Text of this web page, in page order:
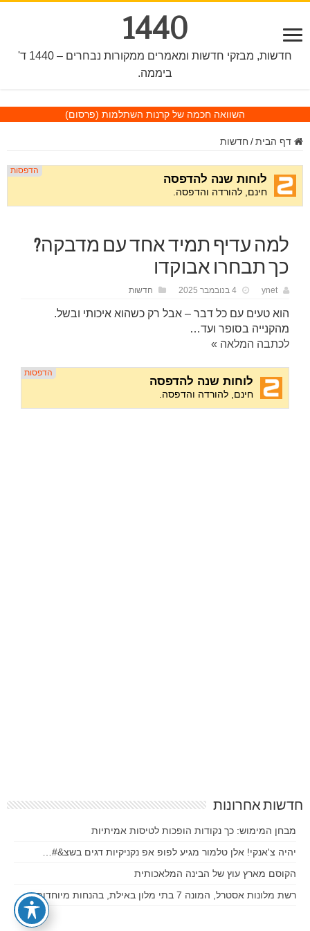
1440
חדשות, מבזקי חדשות ומאמרים ממקורות נבחרים – 1440 ד'
ביממה.
השוואה חכמה של קרנות השתלמות (פרסום)
דף הבית / חדשות
למה עדיף תמיד אחד עם מדבקה?
כך תבחרו אבוקדו
ynet 4 בנובמבר 2025 חדשות
הוא טעים עם כל דבר – אבל רק כשהוא איכותי ובשל.
מהקנייה בסופר ועד…
לכתבה המלאה »
חדשות אחרונות
מבחן המימוש: כך נקודות הופכות לטיסות אמיתיות
יהיה צ'אנקי! אלן טלמור מגיע לפופ אפ נקניקיות דגים בשצ&#…
הקוסם מארץ עוץ של הבינה המלאכותית
רשת מלונות אסטרל, המונה 7 בתי מלון באילת, בהנחות מיוחדות